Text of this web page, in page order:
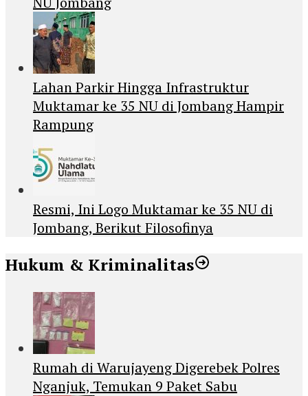
Lahan Parkir Hingga Infrastruktur
Muktamar ke 35 NU di Jombang Hampir
Rampung
Resmi, Ini Logo Muktamar ke 35 NU di
Jombang, Berikut Filosofinya
Hukum & Kriminalitas
Rumah di Warujayeng Digerebek Polres
Nganjuk, Temukan 9 Paket Sabu